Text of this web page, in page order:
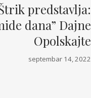
predstavlja:
dana” Dajne
Opolskajte
septembar 14, 2022